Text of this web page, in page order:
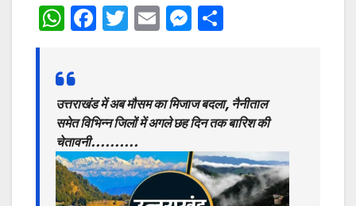
W
at
s
A
p
p
F
e
b
o
o
k
T
er
E
l
M
s
e
n
g
er
e
उत्तराखंड में अब मौसम का मिजाज बदला, नैनीताल
समेत विभिन्न जिलों में अगले छह दिन तक बारिश की
चेतावनी……….